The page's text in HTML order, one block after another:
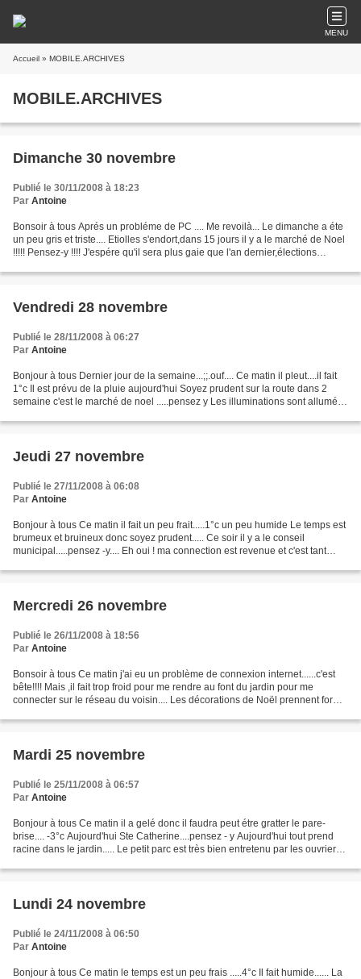
MENU
Accueil » MOBILE.ARCHIVES
MOBILE.ARCHIVES
Dimanche 30 novembre
Publié le 30/11/2008 à 18:23
Par Antoine
Bonsoir à tous Aprés un probléme de PC .... Me revoilà... Le dimanche a éte
un peu gris et triste.... Etiolles s'endort,dans 15 jours il y a le marché de Noel
!!!!! Pensez-y !!!! J'espére qu'il sera plus gaie que l'an dernier,élections
Vendredi 28 novembre
Publié le 28/11/2008 à 06:27
Par Antoine
Bonjour à tous Dernier jour de la semaine...;;.ouf.... Ce matin il pleut....il fait
1°c Il est prévu de la pluie aujourd'hui Soyez prudent sur la route dans 2
semaine c'est le marché de noel .....pensez y Les illuminations sont allumées
Jeudi 27 novembre
Publié le 27/11/2008 à 06:08
Par Antoine
Bonjour à tous Ce matin il fait un peu frait.....1°c un peu humide Le temps est
brumeux et bruineux donc soyez prudent..... Ce soir il y a le conseil
municipal.....pensez -y.... Eh oui ! ma connection est revenue et c'est tant
Mercredi 26 novembre
Publié le 26/11/2008 à 18:56
Par Antoine
Bonsoir à tous Ce matin j'ai eu un problème de connexion internet......c'est
bête!!!! Mais ,il fait trop froid pour me rendre au font du jardin pour me
connecter sur le réseau du voisin.... Les décorations de Noël prennent forme
Mardi 25 novembre
Publié le 25/11/2008 à 06:57
Par Antoine
Bonjour à tous Ce matin il a gelé donc il faudra peut étre gratter le pare-
brise.... -3°c Aujourd'hui Ste Catherine....pensez - y Aujourd'hui tout prend
racine dans le jardin..... Le petit parc est très bien entretenu par les ouvriers
Lundi 24 novembre
Publié le 24/11/2008 à 06:50
Par Antoine
Bonjour à tous Ce matin le temps est un peu frais .....4°c Il fait humide...... La